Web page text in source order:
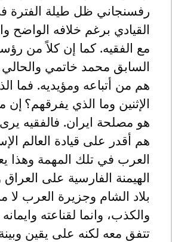
رفسنجاني ظل طيلة الفترة
القيادي برغم خلافه الواضح
مع الفقيه. كما إن كلاً من
السابق محمد خاتمي
هم من أتباعه ومؤيديه. فما
الإثنين وما الذي يفرقهم؟ إن
هو مصلحة ايران. فالفقيه يرى
هم أقدر على قيادة العالم
العرب في تلك المهمة وهذا
الهيمنة الفارسية على
بلاد الشام وجزيرة العرب لا
والكذب، وانما لقناعته
تتفق معه لكنه على يقين